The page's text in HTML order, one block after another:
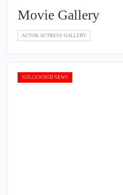
Movie Gallery
ACTOR ACTRESS GALLERY
KOLLYWOOD NEWS